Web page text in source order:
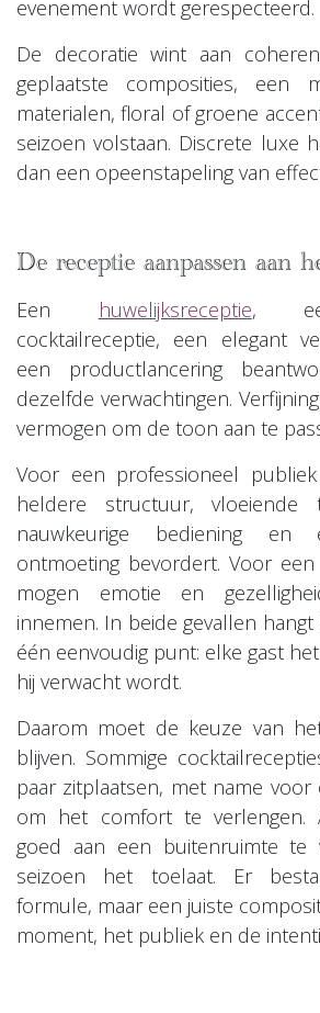
evenement wordt gerespecteerd.
De decoratie wint aan
geplaatste composities, een
materialen, floral of groene
seizoen volstaan. Discrete luxe
dan een opeenstapeling van
De receptie aanpassen aan
Een huwelijksreceptie,
cocktailreceptie, een elegant
een productlancering
dezelfde verwachtingen.
vermogen om de toon aan te
Voor een professioneel
heldere structuur, vloeiende
nauwkeurige bediening
ontmoeting bevordert. Voor een
mogen emotie en
innemen. In beide gevallen
één eenvoudig punt: elke gast
hij verwacht wordt.
Daarom moet de keuze van
blijven. Sommige
paar zitplaatsen, met name
om het comfort te verlengen.
goed aan een buitenruimte te
seizoen het toelaat. Er
formule, maar een juiste
moment, het publiek en de